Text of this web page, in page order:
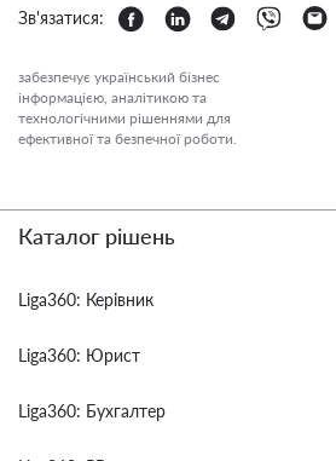
Зв'язатися:
забезпечує український бізнес
інформацією, аналітикою та
технологічними рішеннями для
ефективної та безпечної роботи.
Каталог рішень
Liga360: Керівник
Liga360: Юрист
Liga360: Бухгалтер